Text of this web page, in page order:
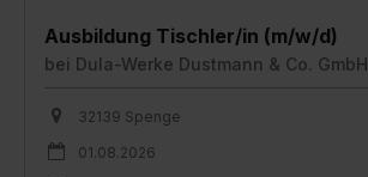
Ausbildung Tischler/in (m/w/d)
bei Dula-Werke Dustmann & Co. GmbH
32139 Spenge
01.08.2026